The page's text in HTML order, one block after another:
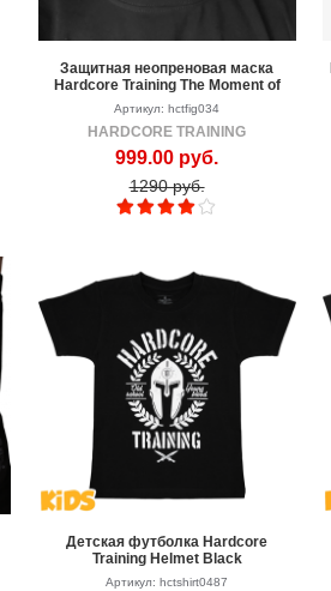
Защитная неопреновая маска
Hardcore Training The Moment of
Truth
Артикул: hctfig034
HARDCORE TRAINING
999.00 руб.
1290 руб.
Детская футболка Hardcore
Training Helmet Black
Артикул: hctshirt0487